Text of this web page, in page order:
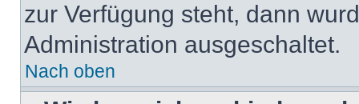
zur Verfügung steht, dann
Administration ausgeschaltet.
Nach oben